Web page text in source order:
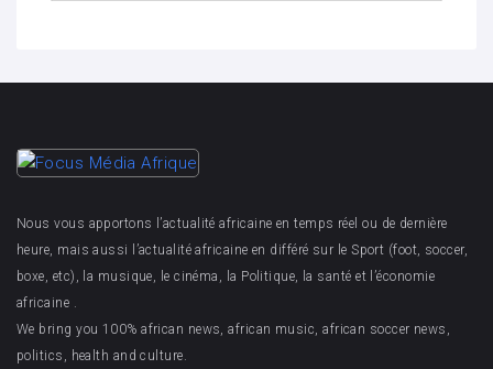
Nous vous apportons l’actualité africaine en temps réel ou de dernière
heure, mais aussi l’actualité africaine en différé sur le Sport (foot, soccer,
boxe, etc), la musique, le cinéma, la Politique, la santé et l’économie
africaine .
We bring you 100% african news, african music, african soccer news,
politics, health and culture.